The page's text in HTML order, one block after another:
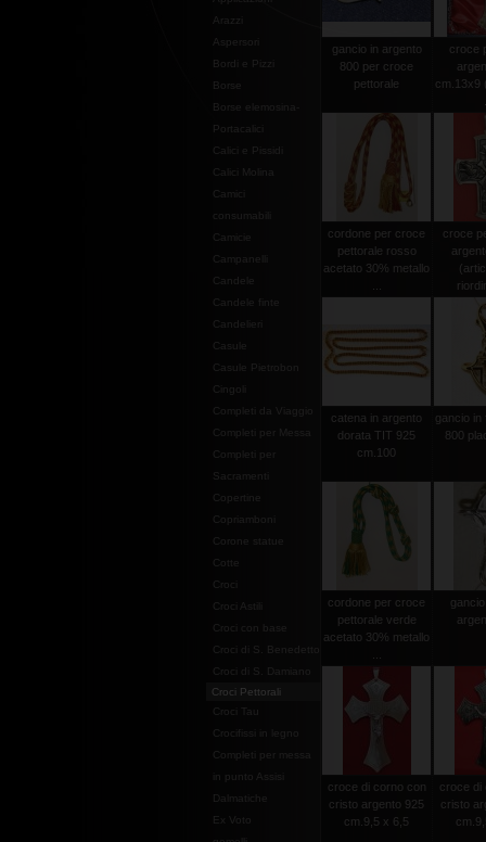
Arazzi
Aspersori
Bordi e Pizzi
Borse
Borse elemosina-
Portacalici
Calici e Pissidi
Calici Molina
Campanelli
Candele
Candele finte
Candelieri
Casule
Casule Pietrobon
Cingoli
Completi da Viaggio
Completi per Messa
Completi per
Sacramenti
Copertine
Copriamboni
Corone statue
Cotte
Croci
Croci Astili
Croci con base
Croci di S. Benedetto
Croci di S. Damiano
Croci Pettorali
Croci Tau
Crocifissi in legno
Completi per messa
in punto Assisi
Dalmatiche
Ex Voto
gancio in argento
800 per croce
pettorale
croce
cm.13x9
cordone per croce
pettorale rosso
acetato 30% metallo
croce
catena in argento
dorata TIT 925
cm.100
gancio in
800
cordone per croce
pettorale verde
acetato 30% metallo
croce di corno con
cristo argento 925
cm.9,5 x 6,5
croce di
cristo